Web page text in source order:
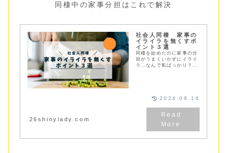
同棲中の家事分担はこれで解決
社会人同棲 家事の
イライラを無くすポ
イント３選
同棲を始めたのに家事の分
担がうまくいかずにイライ
ラ…なんで私ばっかり？こ
ライラともおさらば！
26shinylady.com
2024.08.16